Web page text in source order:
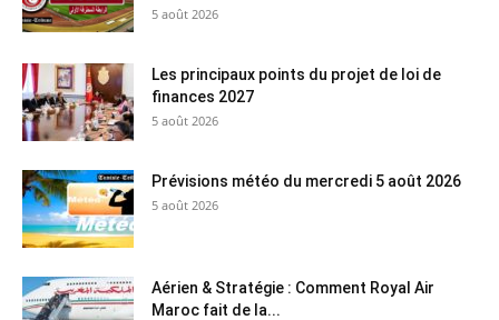
5 août 2026
Les principaux points du projet de loi de
finances 2027
5 août 2026
Prévisions météo du mercredi 5 août 2026
5 août 2026
Aérien & Stratégie : Comment Royal Air
Maroc fait de la...